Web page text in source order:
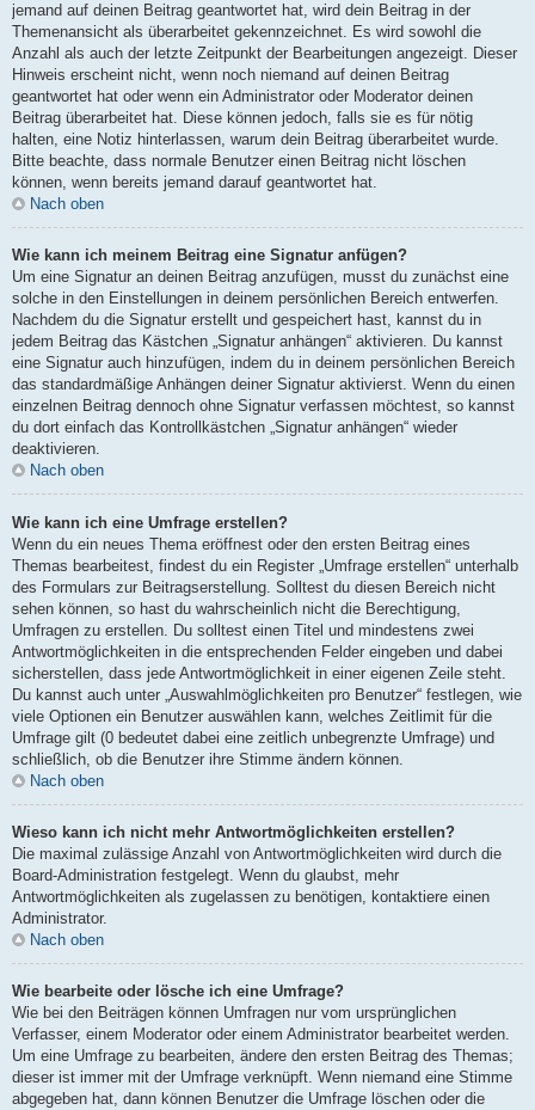
jemand auf deinen Beitrag geantwortet hat, wird dein Beitrag in der
Themenansicht als überarbeitet gekennzeichnet. Es wird sowohl die
Anzahl als auch der letzte Zeitpunkt der Bearbeitungen angezeigt. Dieser
Hinweis erscheint nicht, wenn noch niemand auf deinen Beitrag
geantwortet hat oder wenn ein Administrator oder Moderator deinen
Beitrag überarbeitet hat. Diese können jedoch, falls sie es für nötig
halten, eine Notiz hinterlassen, warum dein Beitrag überarbeitet wurde.
Bitte beachte, dass normale Benutzer einen Beitrag nicht löschen
können, wenn bereits jemand darauf geantwortet hat.
Nach oben
Wie kann ich meinem Beitrag eine Signatur anfügen?
Um eine Signatur an deinen Beitrag anzufügen, musst du zunächst eine
solche in den Einstellungen in deinem persönlichen Bereich entwerfen.
Nachdem du die Signatur erstellt und gespeichert hast, kannst du in
jedem Beitrag das Kästchen „Signatur anhängen“ aktivieren. Du kannst
eine Signatur auch hinzufügen, indem du in deinem persönlichen Bereich
das standardmäßige Anhängen deiner Signatur aktivierst. Wenn du einen
einzelnen Beitrag dennoch ohne Signatur verfassen möchtest, so kannst
du dort einfach das Kontrollkästchen „Signatur anhängen“ wieder
deaktivieren.
Nach oben
Wie kann ich eine Umfrage erstellen?
Wenn du ein neues Thema eröffnest oder den ersten Beitrag eines
Themas bearbeitest, findest du ein Register „Umfrage erstellen“ unterhalb
des Formulars zur Beitragserstellung. Solltest du diesen Bereich nicht
sehen können, so hast du wahrscheinlich nicht die Berechtigung,
Umfragen zu erstellen. Du solltest einen Titel und mindestens zwei
Antwortmöglichkeiten in die entsprechenden Felder eingeben und dabei
sicherstellen, dass jede Antwortmöglichkeit in einer eigenen Zeile steht.
Du kannst auch unter „Auswahlmöglichkeiten pro Benutzer“ festlegen, wie
viele Optionen ein Benutzer auswählen kann, welches Zeitlimit für die
Umfrage gilt (0 bedeutet dabei eine zeitlich unbegrenzte Umfrage) und
schließlich, ob die Benutzer ihre Stimme ändern können.
Nach oben
Wieso kann ich nicht mehr Antwortmöglichkeiten erstellen?
Die maximal zulässige Anzahl von Antwortmöglichkeiten wird durch die
Board-Administration festgelegt. Wenn du glaubst, mehr
Antwortmöglichkeiten als zugelassen zu benötigen, kontaktiere einen
Administrator.
Nach oben
Wie bearbeite oder lösche ich eine Umfrage?
Wie bei den Beiträgen können Umfragen nur vom ursprünglichen
Verfasser, einem Moderator oder einem Administrator bearbeitet werden.
Um eine Umfrage zu bearbeiten, ändere den ersten Beitrag des Themas;
dieser ist immer mit der Umfrage verknüpft. Wenn niemand eine Stimme
abgegeben hat, dann können Benutzer die Umfrage löschen oder die